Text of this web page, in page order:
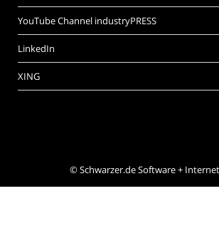
YouTube Channel industryPRESS
LinkedIn
XING
©Schwarzer.de Software +